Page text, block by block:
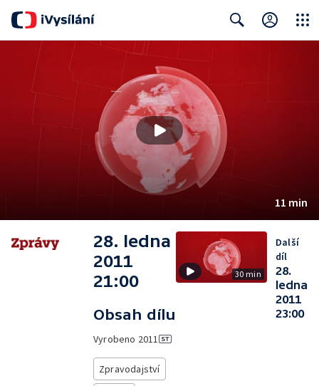
11 min
28. ledna
2011
21:00
Obsah dílu
Vyrobeno 2011
Zpravodajství
30 min
Další
díl
28.
ledna
2011
23:00